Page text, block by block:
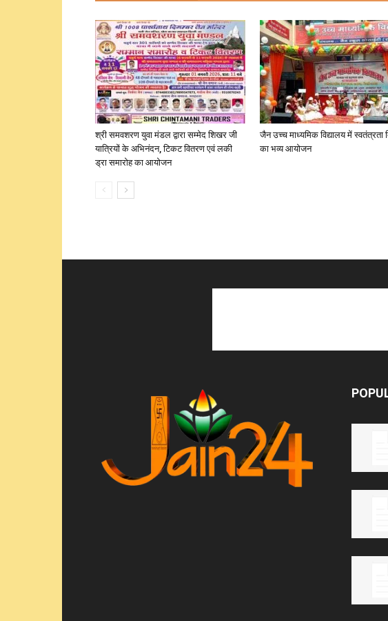
श्री समवशरण युवा मंडल द्वारा सम्मेद शिखर जी
यात्रियों के अभिनंदन, टिकट वितरण एवं लकी
ड्रा समारोह का आयोजन
जैन उच्च माध्यमिक विद्यालय में स्वतंत्रता
का भव्य आयोजन